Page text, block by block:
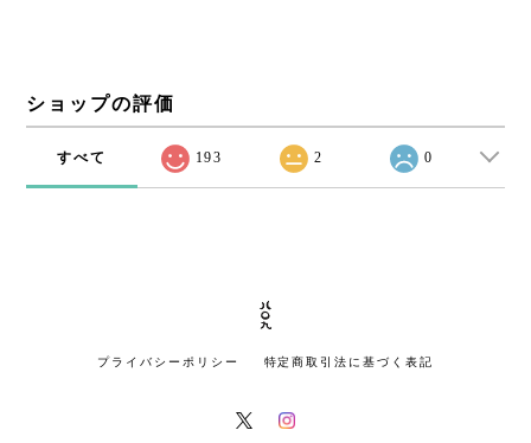
ショップの評価
すべて 193 2 0
プライバシーポリシー 特定商取引法に基づく表記